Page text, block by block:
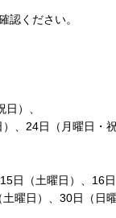
認ください。
）、
、24日（月曜日・祝
日（土曜日）、16日
曜日）、30日（日曜